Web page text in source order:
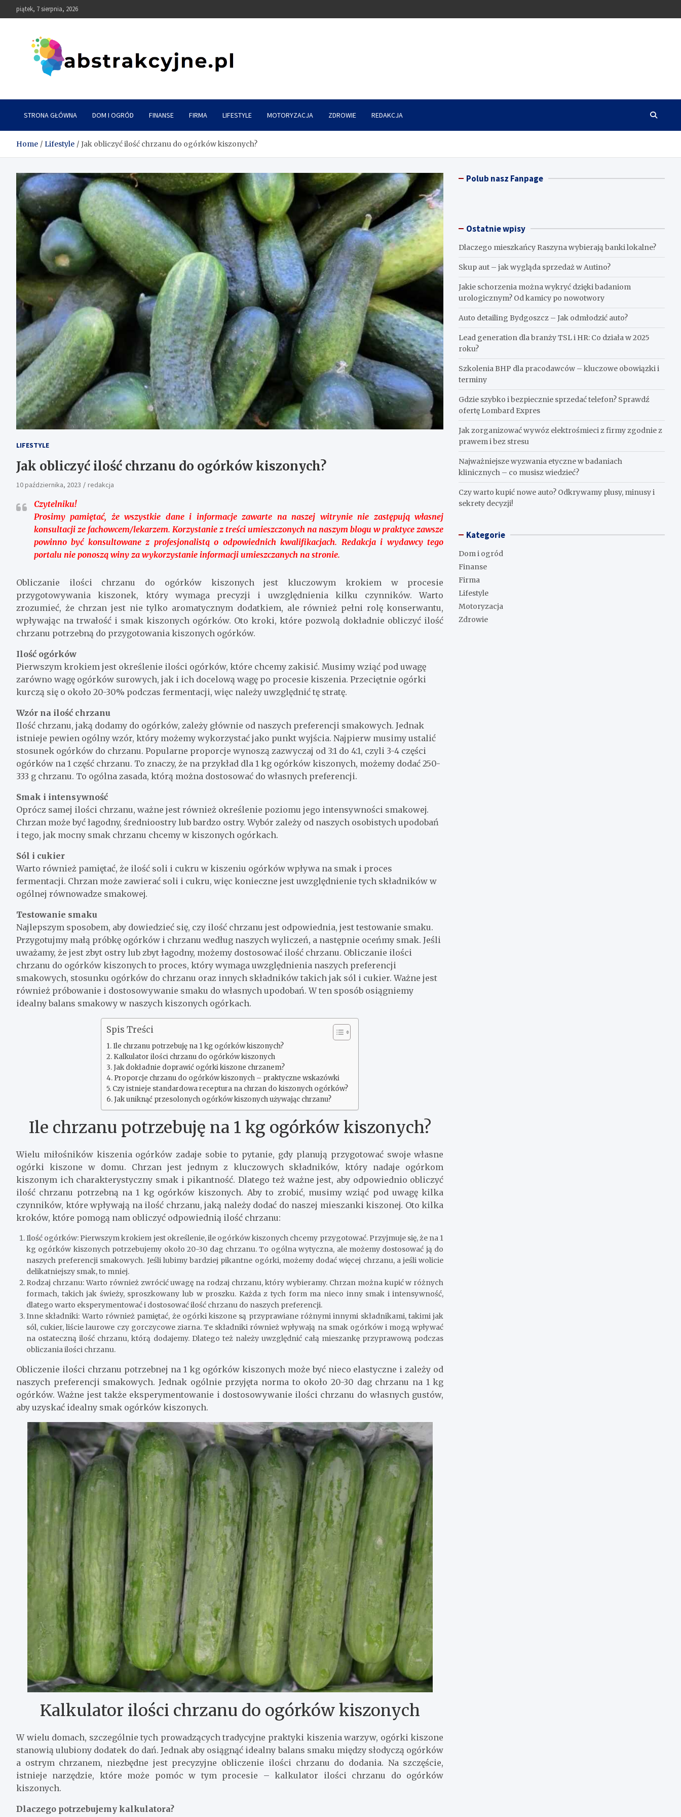
to
piątek, 7 sierpnia, 2026
Abstrakcyjne
STRONA GŁÓWNA DOM I OGRÓD FINANSE FIRMA LIFESTYLE MOTORYZACJA ZDROWIE REDAKCJA
Home Lifestyle Jak obliczyć ilość chrzanu do ogórków kiszonych?
LIFESTYLE
Jak obliczyć ilość chrzanu do ogórków kiszonych?
10 października, 2023 redakcja
Czytelniku!
Prosimy pamiętać, że wszystkie dane i informacje zawarte na naszej witrynie nie zastępują własnej
konsultacji ze fachowcem/lekarzem. Korzystanie z treści umieszczonych na naszym blogu w praktyce zawsze
powinno być konsultowane z profesjonalistą o odpowiednich kwalifikacjach. Redakcja i wydawcy tego
portalu nie ponoszą winy za wykorzystanie informacji umieszczanych na stronie.
Obliczanie ilości chrzanu do ogórków kiszonych jest kluczowym krokiem w procesie
przygotowywania kiszonek, który wymaga precyzji i uwzględnienia kilku czynników. Warto
zrozumieć, że chrzan jest nie tylko aromatycznym dodatkiem, ale również pełni rolę konserwantu,
wpływając na trwałość i smak kiszonych ogórków. Oto kroki, które pozwolą dokładnie obliczyć ilość
chrzanu potrzebną do przygotowania kiszonych ogórków.
Ilość ogórków
Pierwszym krokiem jest określenie ilości ogórków, które chcemy zakisić. Musimy wziąć pod uwagę
zarówno wagę ogórków surowych, jak i ich docelową wagę po procesie kiszenia. Przeciętnie ogórki
kurczą się o około 20-30% podczas fermentacji, więc należy uwzględnić tę stratę.
Wzór na ilość chrzanu
Ilość chrzanu, jaką dodamy do ogórków, zależy głównie od naszych preferencji smakowych. Jednak
istnieje pewien ogólny wzór, który możemy wykorzystać jako punkt wyjścia. Najpierw musimy ustalić
stosunek ogórków do chrzanu. Popularne proporcje wynoszą zazwyczaj od 3:1 do 4:1, czyli 3-4 części
ogórków na 1 część chrzanu. To znaczy, że na przykład dla 1 kg ogórków kiszonych, możemy dodać 250-
333 g chrzanu. To ogólna zasada, którą można dostosować do własnych preferencji.
Smak i intensywność
Oprócz samej ilości chrzanu, ważne jest również określenie poziomu jego intensywności smakowej.
Chrzan może być łagodny, średnioostry lub bardzo ostry. Wybór zależy od naszych osobistych upodobań
i tego, jak mocny smak chrzanu chcemy w kiszonych ogórkach.
Sól i cukier
Warto również pamiętać, że ilość soli i cukru w kiszeniu ogórków wpływa na smak i proces
fermentacji. Chrzan może zawierać soli i cukru, więc konieczne jest uwzględnienie tych składników w
ogólnej równowadze smakowej.
Testowanie smaku
Najlepszym sposobem, aby dowiedzieć się, czy ilość chrzanu jest odpowiednia, jest testowanie smaku.
Przygotujmy małą próbkę ogórków i chrzanu według naszych wyliczeń, a następnie oceńmy smak. Jeśli
uważamy, że jest zbyt ostry lub zbyt łagodny, możemy dostosować ilość chrzanu. Obliczanie ilości
chrzanu do ogórków kiszonych to proces, który wymaga uwzględnienia naszych preferencji
smakowych, stosunku ogórków do chrzanu oraz innych składników takich jak sól i cukier. Ważne jest
również próbowanie i dostosowywanie smaku do własnych upodobań. W ten sposób osiągniemy
idealny balans smakowy w naszych kiszonych ogórkach.
Spis Treści
Ile chrzanu potrzebuję na 1 kg ogórków kiszonych?
Kalkulator ilości chrzanu do ogórków kiszonych
Jak dokładnie doprawić ogórki kiszone chrzanem?
Proporcje chrzanu do ogórków kiszonych – praktyczne wskazówki
Czy istnieje standardowa receptura na chrzan do kiszonych ogórków?
Jak uniknąć przesolonych ogórków kiszonych używając chrzanu?
Ile chrzanu potrzebuję na 1 kg ogórków kiszonych?
Wielu miłośników kiszenia ogórków zadaje sobie to pytanie, gdy planują przygotować swoje własne
ogórki kiszone w domu. Chrzan jest jednym z kluczowych składników, który nadaje ogórkom
kiszonym ich charakterystyczny smak i pikantność. Dlatego też ważne jest, aby odpowiednio obliczyć
ilość chrzanu potrzebną na 1 kg ogórków kiszonych. Aby to zrobić, musimy wziąć pod uwagę kilka
czynników, które wpływają na ilość chrzanu, jaką należy dodać do naszej mieszanki kiszonej. Oto kilka
kroków, które pomogą nam obliczyć odpowiednią ilość chrzanu:
Ilość ogórków: Pierwszym krokiem jest określenie, ile ogórków kiszonych chcemy przygotować. Przyjmuje się, że na 1
kg ogórków kiszonych potrzebujemy około 20-30 dag chrzanu. To ogólna wytyczna, ale możemy dostosować ją do
naszych preferencji smakowych. Jeśli lubimy bardziej pikantne ogórki, możemy dodać więcej chrzanu, a jeśli wolicie
delikatniejszy smak, to mniej.
Rodzaj chrzanu: Warto również zwrócić uwagę na rodzaj chrzanu, który wybieramy. Chrzan można kupić w różnych
formach, takich jak świeży, sproszkowany lub w proszku. Każda z tych form ma nieco inny smak i intensywność,
dlatego warto eksperymentować i dostosować ilość chrzanu do naszych preferencji.
Inne składniki: Warto również pamiętać, że ogórki kiszone są przyprawiane różnymi innymi składnikami, takimi jak
sól, cukier, liście laurowe czy gorczycowe ziarna. Te składniki również wpływają na smak ogórków i mogą wpływać
na ostateczną ilość chrzanu, którą dodajemy. Dlatego też należy uwzględnić całą mieszankę przyprawową podczas
obliczania ilości chrzanu.
Obliczenie ilości chrzanu potrzebnej na 1 kg ogórków kiszonych może być nieco elastyczne i zależy od
naszych preferencji smakowych. Jednak ogólnie przyjęta norma to około 20-30 dag chrzanu na 1 kg
ogórków. Ważne jest także eksperymentowanie i dostosowywanie ilości chrzanu do własnych gustów,
aby uzyskać idealny smak ogórków kiszonych.
Kalkulator ilości chrzanu do ogórków kiszonych
W wielu domach, szczególnie tych prowadzących tradycyjne praktyki kiszenia warzyw, ogórki kiszone
stanowią ulubiony dodatek do dań. Jednak aby osiągnąć idealny balans smaku między słodyczą ogórków
a ostrym chrzanem, niezbędne jest precyzyjne obliczenie ilości chrzanu do dodania. Na szczęście,
istnieje narzędzie, które może pomóc w tym procesie – kalkulator ilości chrzanu do ogórków
kiszonych.
Dlaczego potrzebujemy kalkulatora?
Polub nasz Fanpage
Ostatnie wpisy
Dlaczego mieszkańcy Raszyna wybierają banki lokalne?
Skup aut – jak wygląda sprzedaż w Autino?
Jakie schorzenia można wykryć dzięki badaniom
urologicznym? Od kamicy po nowotwory
Auto detailing Bydgoszcz – Jak odmłodzić auto?
Lead generation dla branży TSL i HR: Co działa w 2025
roku?
Szkolenia BHP dla pracodawców – kluczowe obowiązki i
terminy
Gdzie szybko i bezpiecznie sprzedać telefon? Sprawdź
ofertę Lombard Expres
Jak zorganizować wywóz elektrośmieci z firmy zgodnie z
prawem i bez stresu
Najważniejsze wyzwania etyczne w badaniach
klinicznych – co musisz wiedzieć?
Czy warto kupić nowe auto? Odkrywamy plusy, minusy i
sekrety decyzji!
Kategorie
Dom i ogród
Finanse
Firma
Lifestyle
Motoryzacja
Zdrowie